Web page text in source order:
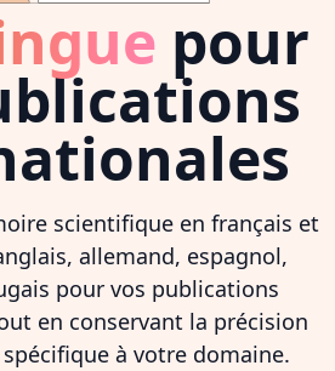
pour
scientifique en français et
allemand, espagnol,
pour vos publications
en conservant la précision
à votre domaine.